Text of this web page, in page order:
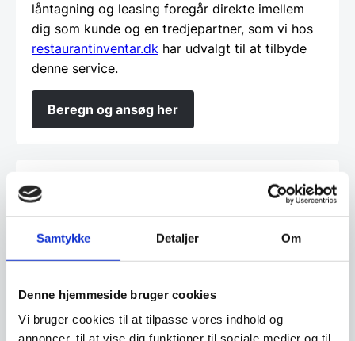
Samtykke Detaljer Om
Denne hjemmeside bruger cookies
Vi bruger cookies til at tilpasse vores indhold og
annoncer, til at vise dig funktioner til sociale medier og til
låntagning og leasing foregår direkte imellem
dig som kunde og en tredjepartner, som vi hos
restaurantinventar.dk har udvalgt til at tilbyde
denne service.
Beregn og ansøg her
Vi prismatcher - Klik her
Relaterede varer